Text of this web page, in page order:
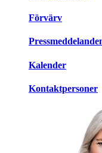
Förvärv
Kalender
Kontaktpersoner